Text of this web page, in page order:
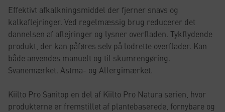
Effektivt afkalkningsmiddel der fjerner snavs og
kalkaflejringer. Ved regelmæssig brug reducerer det
dannelsen af aflejringer og lysner overfladen. Tykflydende
produkt, der kan påføres selv på lodrette overflader. Kan
både anvendes manuelt og til skumrengøring.
Svanemærket. Astma- og Allergimærket.
Kiilto Pro Sanitop en del af Kiilto Pro Natura serien, hvor
produkterne er fremstillet af plantebaserede, fornybare og